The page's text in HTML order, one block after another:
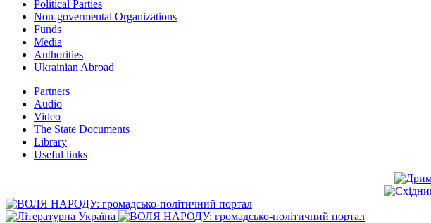
Political Parties
Non-govermental Organizations
Funds
Мedia
Authorities
Ukrainian Abroad
Partners
Audio
Video
The State Documents
Library
Useful links